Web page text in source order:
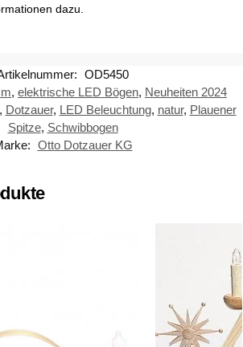
dazu.
OD5450
, elektrische LED Bögen, Neuheiten 2024
, Dotzauer, LED Beleuchtung, natur, Plauener
Spitze, Schwibbogen
Otto Dotzauer KG